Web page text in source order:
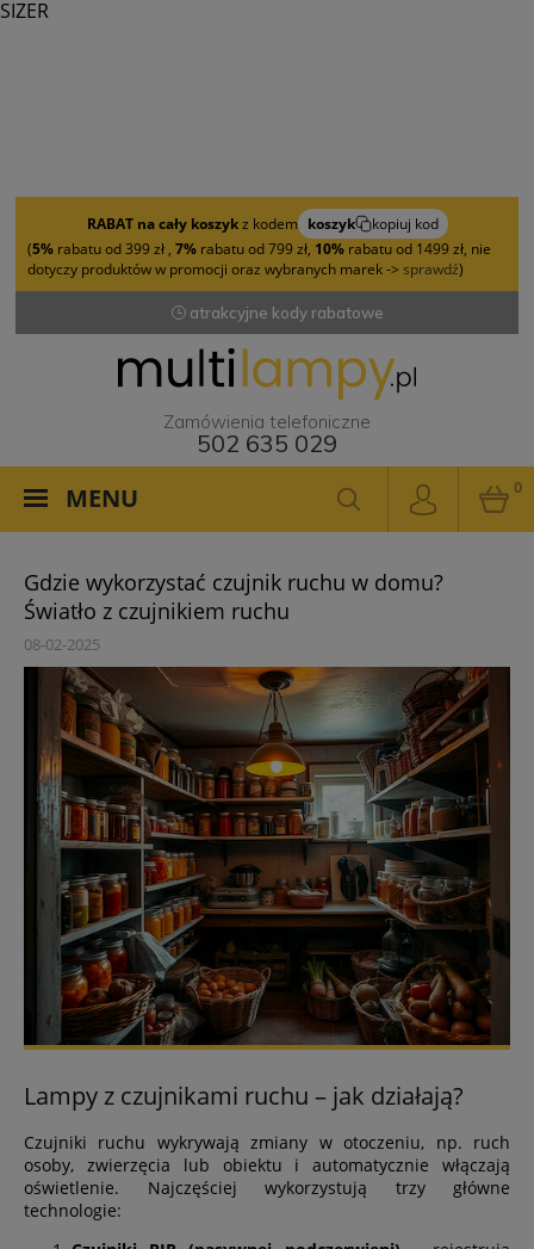
RABAT na cały koszykz kodem koszyk
kopiuj kod
(5% rabatu od 399 zł , 7% rabatu od 799 zł, 10% rabatu od 1499 zł, nie
dotyczy produktów w promocji oraz wybranych marek -> sprawdź)
atrakcyjne kody rabatowe
Zamówienia telefoniczne
502 635 029
MENU 0
Gdzie wykorzystać czujnik ruchu w domu?
Światło z czujnikiem ruchu
08-02-2025
Lampy z czujnikami ruchu – jak działają?
Czujniki ruchu wykrywają zmiany w otoczeniu, np. ruch
osoby, zwierzęcia lub obiektu i automatycznie włączają
oświetlenie. Najczęściej wykorzystują trzy główne
technologie:
SIZER